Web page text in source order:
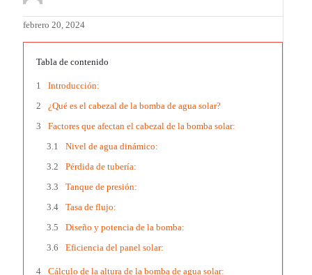
febrero 20, 2024
Tabla de contenido
Introducción:
¿Qué es el cabezal de la bomba de agua solar?
Factores que afectan el cabezal de la bomba solar:
Nivel de agua dinámico:
Pérdida de tubería:
Tanque de presión:
Tasa de flujo:
Diseño y potencia de la bomba:
Eficiencia del panel solar:
Cálculo de la altura de la bomba de agua solar: